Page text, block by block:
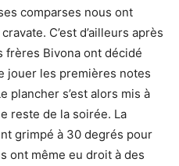
comparses nous ont
C’est d’ailleurs après
frères Bivona ont décidé
jouer les premières notes
plancher s’est alors mis à
reste de la soirée. La
grimpé à 30 degrés pour
ont même eu droit à des